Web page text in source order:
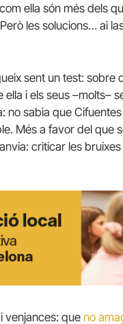
ella són més dels
les solucions… ai
sent un test:
i els seus –molts–
no sabia que
Més a favor del que
criticar les
venjances: que no